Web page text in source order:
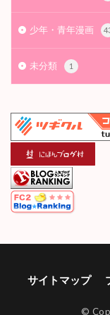
少年・青年漫画
未分類 1
サイトマップ
©